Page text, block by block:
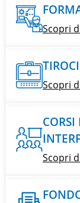
Scopri
Scopri
Scopri